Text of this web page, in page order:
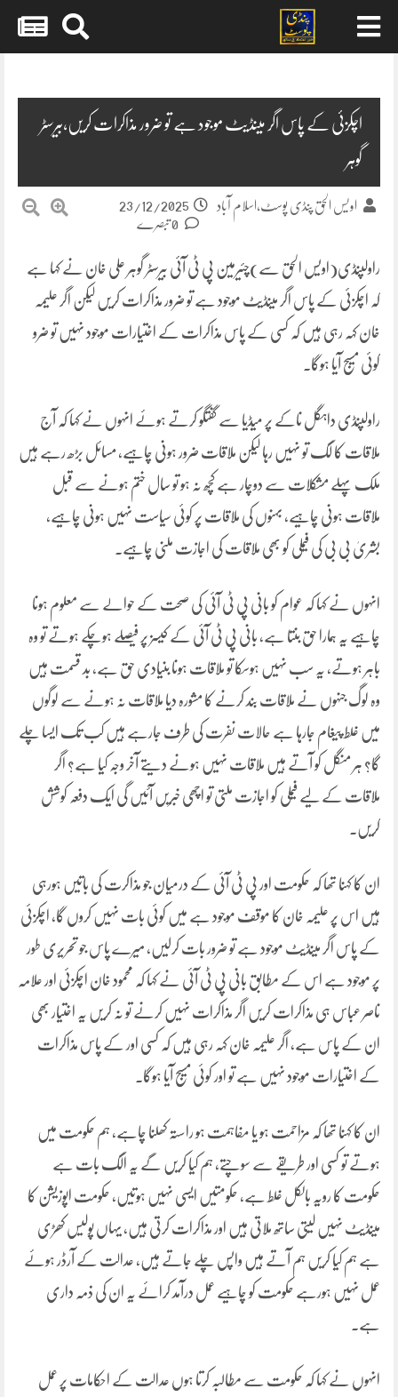
اچکزئی کے پاس اگر مینڈیٹ موجود ہے تو ضرور مذاکرات کریں،بیرسٹر
گوہر
اویس الحق پنڈی پوسٹ،اسلام آباد
23/12/2025
راولپنڈی(اویس الحق سے)چئیرمین پی ٹی آئی بیرسٹر گوہر علی خان نے کہا ہے
کہ اچکزئی کے پاس اگر مینڈیٹ موجود ہے تو ضرور مذاکرات کریں لیکن اگر علیمہ
خان کہہ رہی ہیں کہ کسی کے پاس مذاکرات کے اختیارات موجود نہیں تو ضرو
کوئی مسیج آیا ہوگا۔
راولپنڈی داہگل ناکے پر میڈیا سے گفتگو کرتے ہوئے انہوں ںے کہا کہ آج
ملاقات کا لگ تو نہیں رہا لیکن ملاقات ضرور ہونی چاہیے، مسائل بڑھ رہے ہیں
ملک پہلے مشکلات سے دوچار ہے کچھ نہ ہو تو سال ختم ہونے سے قبل
ملاقات ہونی چاہیے، بہنوں کی ملاقات پر کوئی سیاست نہیں ہونی چاہیے،
بشریٰ بی بی کی فیملی کو بھی ملاقات کی اجازت ملنی چاہیے۔
انہوں نے کہا کہ عوام کو بانی پی ٹی آئی کی صحت کے حوالے سے معلوم ہونا
چاہیے یہ ہمارا حق بنتا ہے، بانی پی ٹی آئی کے کیسز پر فیصلے ہوچکے ہوتے تو وہ
باہر ہوتے، یہ سب نہیں ہوسکا تو ملاقات ہونا بنیادی حق ہے، بد قسمت ہیں
وہ لوگ جنہوں نے ملاقات بند کرنے کا مشورہ دیا ملاقات نہ ہونے سے لوگوں
میں غلط پیغام جارہا ہے حالات نفرت کی طرف جارہے ہیں کب تک ایسا چلے
گا؟ ہر منگل کو آتے ہیں ملاقات نہیں ہونے دیتے آخر وجہ کیا ہے؟ اگر
ملاقات کے لیے فیملی کو اجازت ملتی تو اچھی خبریں آئیں گی ایک دفعہ کوشش
کریں۔
ان کا کہنا تھا کہ حکومت اور پی ٹی آئی کے درمیان جو مذاکرت کی باتیں ہورہی
ہیں اس پر علیمہ خان کا موقف موجود ہے میں کوئی بات نہیں کروں گا، اچکزئی
کے پاس اگر مینڈیٹ موجود ہے تو ضرور بات کرلیں، میرے پاس جو تحریری طور
پر موجود ہے اس کے مطابق بانی پی ٹی آئی نے کہا کہ محمود خان اچکزئی اور علامہ
ناصر عباس ہی مذاکرات کریں اگر مذاکرات نہیں کرنے تو نہ کریں یہ اختیار بھی
ان کے پاس ہے، اگر علیمہ خان کہہ رہی ہیں کہ کسی اور کے پاس مذاکرات
کے اختیارات موجود نہیں ہے تو اور کوئی مسیج آیا ہوگا۔
ان کا کہنا تھا کہ مزاحمت ہو یا مفاہمت ہو راستہ کھلنا چاہے، ہم حکومت میں
ہوتے تو کسی اور طریقے سے سوچتے، ہم کیا کریں گے یہ الگ بات ہے
حکومت کا رویہ بالکل غلط ہے، حکومتیں ایسی نہیں ہوتیں، حکومت اپوزیشن کا
مینڈیٹ نہیں لیتی ساتھ ملاتی ہیں اور مذاکرات کرتی ہیں، یہاں پولیس کھڑی
ہے ہم کیا کریں ہم آتے ہیں واپس چلے جاتے ہیں، عدالت کے آرڈر ہوئے
عمل نہیں ہورہے حکومت کو چاہیے عمل درآمد کرائے یہ ان کی ذمہ داری
ہے۔
انہوں نے کہا کہ حکومت سے مطالبہ کرتا ہوں عدالت کے احکامات پر عمل